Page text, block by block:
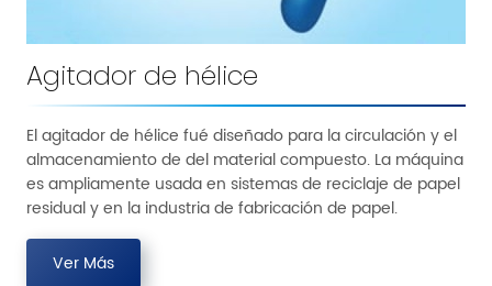
Agitador de hélice
El agitador de hélice fué diseñado para la circulación y el
almacenamiento de del material compuesto. La máquina
es ampliamente usada en sistemas de reciclaje de papel
residual y en la industria de fabricación de papel.
Ver Más